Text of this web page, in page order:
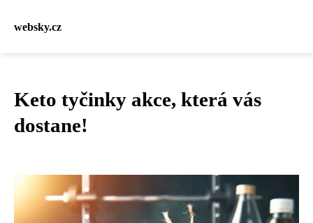
websky.cz
Keto tyčinky akce, která vás
dostane!